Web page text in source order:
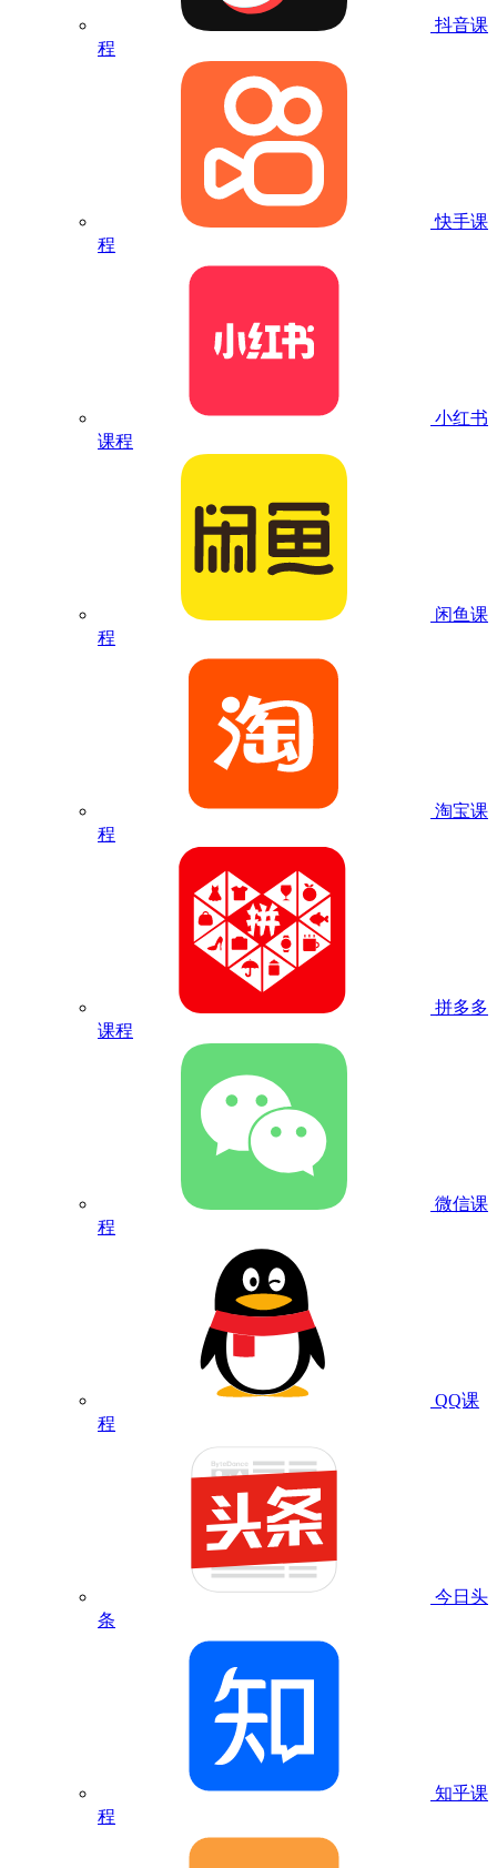
抖音课
程
快手课
程
小红书
课程
闲鱼课
程
淘宝课
程
拼多多
课程
微信课
程
QQ课
程
今日头
条
知乎课
程